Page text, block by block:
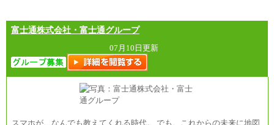
富士通株式会社・富士通グループ
07月10日更新
スマホが、なんでも教えてくれる時代。 でも、これからの未来に地図